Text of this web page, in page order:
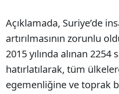
Açıklamada, Suriye’de
artırılmasının zorunlu
2015 yılında alınan 2254
hatırlatılarak, tüm
egemenliğine ve toprak